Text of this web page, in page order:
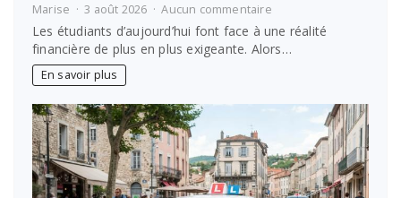
Marise 3 août 2026 Aucun commentairesur
Crédit
simplifié
:
études
étudiantes
Les étudiants d’aujourd’hui font face à une réalité
financière de plus en plus exigeante. Alors…
En savoir plus